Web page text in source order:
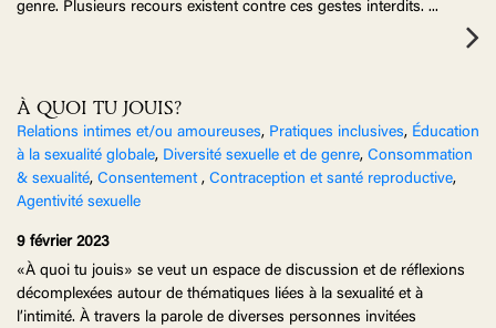
genre. Plusieurs recours existent contre ces gestes interdits. ...
À QUOI TU JOUIS?
Relations intimes et/ou amoureuses, Pratiques inclusives, Éducation
à la sexualité globale, Diversité sexuelle et de genre, Consommation
& sexualité, Consentement , Contraception et santé reproductive,
Agentivité sexuelle
9 février 2023
«À quoi tu jouis» se veut un espace de discussion et de réflexions
décomplexées autour de thématiques liées à la sexualité et à
l’intimité. À travers la parole de diverses personnes invitées